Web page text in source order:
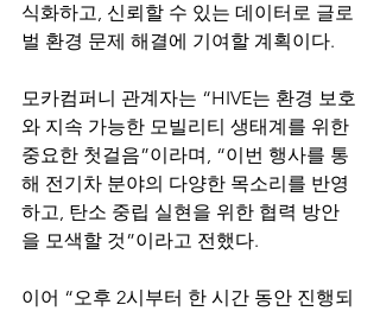
식화하고, 신뢰할 수 있는 데이터로 글로
벌 환경 문제 해결에 기여할 계획이다.
모카컴퍼니 관계자는 “HIVE는 환경 보호
와 지속 가능한 모빌리티 생태계를 위한
중요한 첫걸음”이라며, “이번 행사를 통
해 전기차 분야의 다양한 목소리를 반영
하고, 탄소 중립 실현을 위한 협력 방안
을 모색할 것”이라고 전했다.
이어 “오후 2시부터 한 시간 동안 진행되